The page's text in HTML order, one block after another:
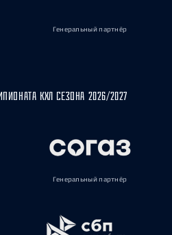
Генеральный партнёр
КХЛ СЕЗОНА 2026/2027
Генеральный партнёр